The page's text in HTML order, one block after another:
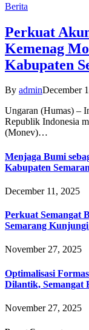
Berita
Perkuat
Kemenag
Kabupaten
By adminDecember
Ungaran (Humas) –
Republik Indonesia
(Monev)…
Menjaga Bumi
Kabupaten
December 11, 2025
Perkuat Semangat
Semarang
November 27, 2025
Optimalisasi
Dilantik, Semangat
November 27, 2025